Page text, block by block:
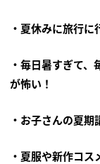
・夏休みに旅行に
・毎日暑すぎて
が怖い！
・お子さんの夏期
・夏服や新作コ